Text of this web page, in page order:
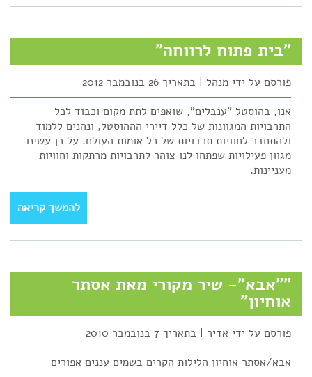
"בית פתוח לרווחה"
פורסם על ידי מנהל | בתאריך 26 בנובמבר 2012
אנו, בהוסטל "ענבלים", שואפים לתת מקום וכבוד לכל
התרבויות המגוונות של כלל דיירי הההוסטל, ונהנים ללמוד
ולהתחבר לחוויות תרבויות של כל אומות העולם. על כן עשינו
מגוון פעילויות שפתחו לנו צוהר לתרבויות מרתקות וחוויות
מעניינות.
להמשך קריאה
""אבא"- שיר מקורי מאת אסתר
אוחיון"
פורסם על ידי אדיר | בתאריך 7 בנובמבר 2010
אבא/אסתר אוחיון הלילות הקרים בשמים עננים אפורים